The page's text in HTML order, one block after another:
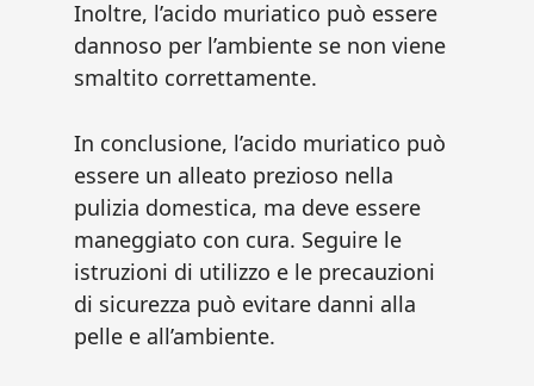
Inoltre, l’acido muriatico può essere
dannoso per l’ambiente se non viene
smaltito correttamente.
In conclusione, l’acido muriatico può
essere un alleato prezioso nella
pulizia domestica, ma deve essere
maneggiato con cura. Seguire le
istruzioni di utilizzo e le precauzioni
di sicurezza può evitare danni alla
pelle e all’ambiente.